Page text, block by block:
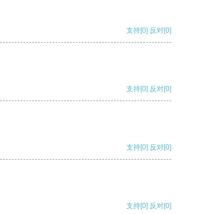
支持[0] 反对[0]
支持[0] 反对[0]
支持[0] 反对[0]
支持[0] 反对[0]